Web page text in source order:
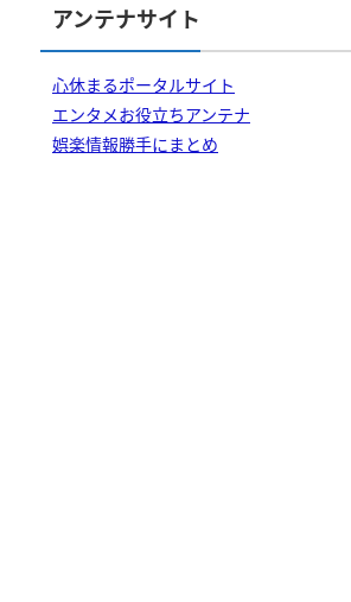
アンテナサイト
心休まるポータルサイト
エンタメお役立ちアンテナ
娯楽情報勝手にまとめ